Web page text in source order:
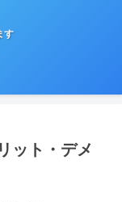
す
ット・デメ